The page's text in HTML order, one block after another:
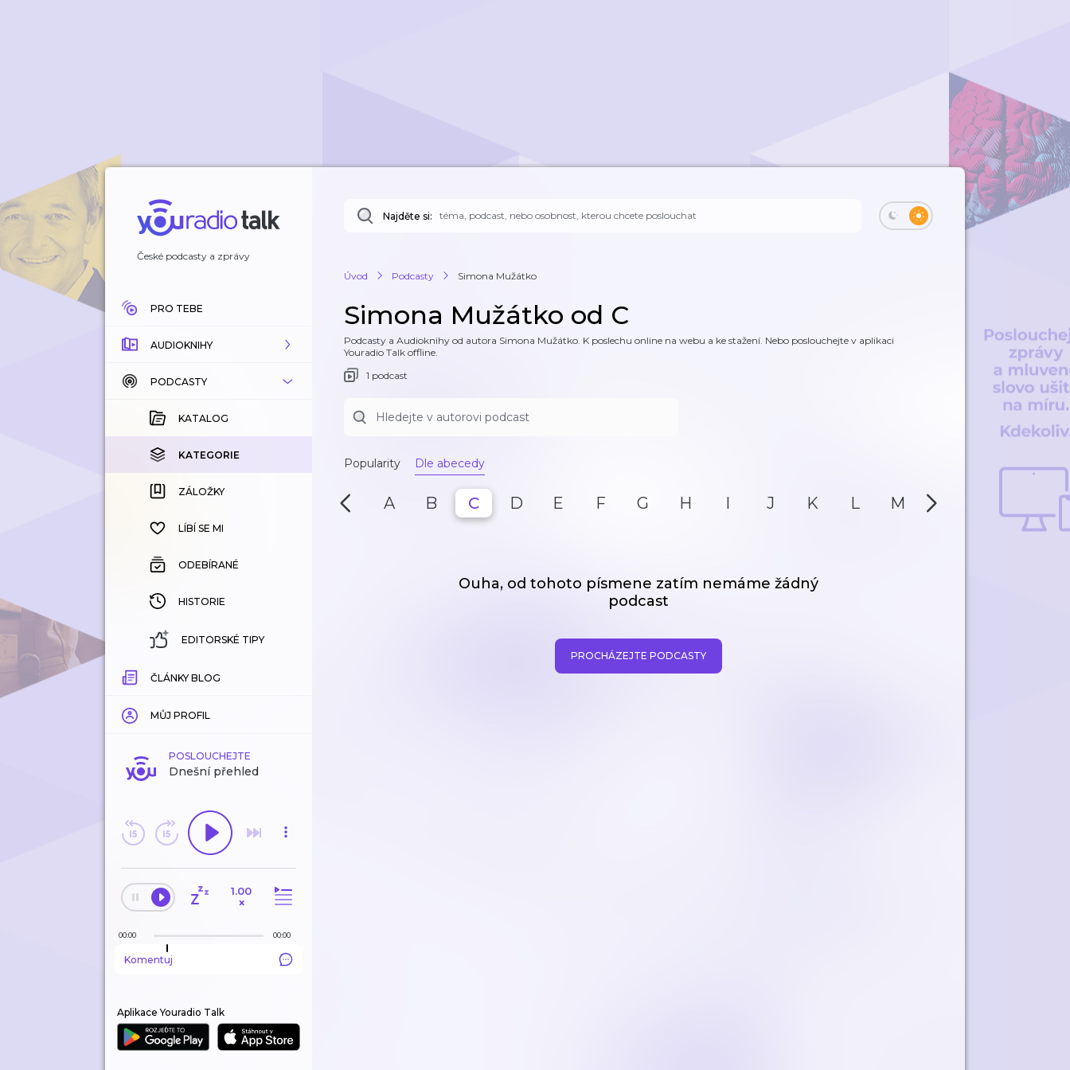
České podcasty a zprávy
PRO TEBE
AUDIOKNIHY
KATALOG
KOUPENÉ
KATEGORIE
ZÁLOŽKY
HISTORIE
PODCASTY
KATALOG
KATEGORIE
ZÁLOŽKY
LÍBÍ SE MI
ODEBÍRANÉ
HISTORIE
EDITORSKÉ TIPY
ČLÁNKY BLOG
MŮJ PROFIL
POSLOUCHEJTE
Dnešní přehled
1.00
×
00:00 00:00
Komentuj
Aplikace Youradio Talk
Najděte si:
Úvod Podcasty Simona Mužátko
Simona Mužátko od C
Podcasty a Audioknihy od autora Simona Mužátko. K poslechu online na webu a ke stažení. Nebo poslouchejte v aplikaci
Youradio Talk offline.
1 podcast
Popularity Dle abecedy
A B C D E F G H I J K L M N
Ouha, od tohoto písmene zatím nemáme žádný
podcast
PROCHÁZEJTE PODCASTY